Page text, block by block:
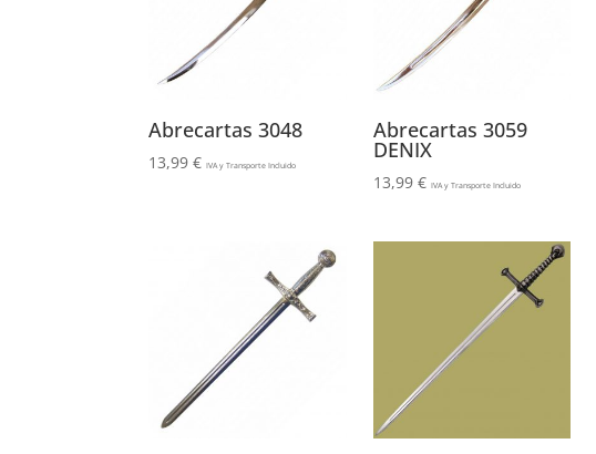
Abrecartas 3048
13,99€ IVA y Transporte Incluido
Abrecartas 3059
DENIX
13,99 € IVA y Transporte Incluido